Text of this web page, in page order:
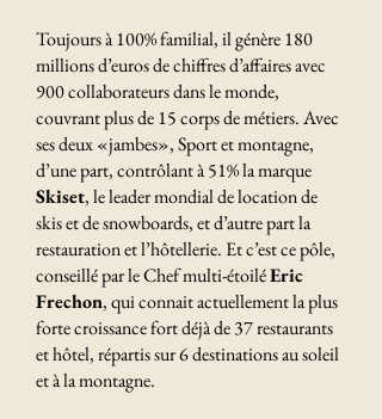
Toujours à 100% familial, il génère 180
millions d’euros de chiffres d’affaires avec
900 collaborateurs dans le monde,
couvrant plus de 15 corps de métiers. Avec
ses deux «jambes», Sport et montagne,
d’une part, contrôlant à 51% la marque
Skiset, le leader mondial de location de
skis et de snowboards, et d’autre part la
restauration et l’hôtellerie. Et c’est ce pôle,
conseillé par le Chef multi-étoiléEric
Frechon, qui connait actuellement la plus
forte croissance fort déjà de 37 restaurants
et hôtel, répartis sur 6 destinations au soleil
et à la montagne.